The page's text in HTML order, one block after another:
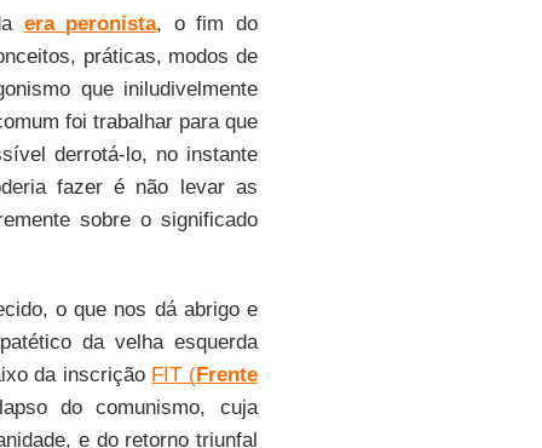
era peronista, o fim do
práticas, modos de
que iniludivelmente
foi trabalhar para que
derrotá-lo, no instante
fazer é não levar as
sobre o significado
o que nos dá abrigo e
da velha esquerda
da inscrição FIT (Frente
do comunismo, cuja
e do retorno triunfal